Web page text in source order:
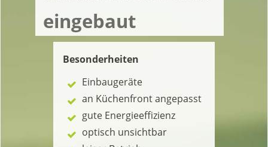
eingebaut
Besonderheiten
Einbaugeräte
an Küchenfront angepasst
gute Energieeffizienz
optisch unsichtbar